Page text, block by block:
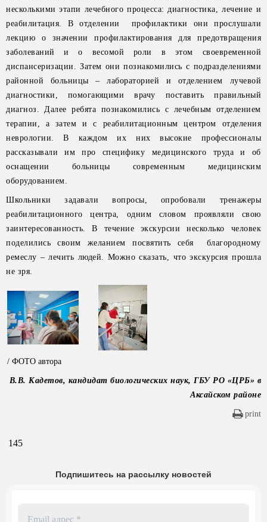
несколькими этапи лечебного процесса: диагностика, лечение и
реабилитация. В отделении профилактики они прослушали
лекцию о значении профилактирования для предотвращения
заболеваний и о весомой роли в этом своевременной
диспансеризации. Затем они познакомились с подразделениями
районной больницы – лабораторией и отделением лучевой
диагностики, помогающими врачу поставить правильный
диагноз. Далее ребята познакомились с лечебным отделением
терапии, а затем и с реабилитационным центром отделения
неврологии. В каждом их них высокие профессионалы
рассказывали им про специфику медицинского труда и об
оснащении больницы современным медицинским
оборудованием.
Школьники задавали вопросы, опробовали тренажеры
реабилитационного центра, одним словом проявляли свою
заинтересованность. В течение экскурсии несколько человек
поделились своим желанием посвятить себя благородному
ремеслу – лечить людей. Можно сказать, что экскурсия прошла
не зря.
/ ФОТО автора
В.В. Кадетов, кандидат биологических наук, ГБУ РО «ЦРБ» в
Аксайском районе
print
145
Подпишитесь на рассылку новостей